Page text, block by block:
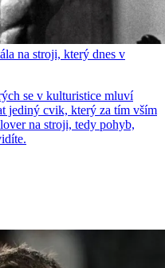
na stroji, který dnes v
se v kulturistice mluví
jediný cvik, který za tím vším
na stroji, tedy pohyb,